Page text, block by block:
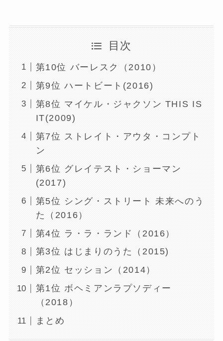
目次
第10位 バーレスク（2010）
第9位 ハートビート(2016)
第8位 マイケル・ジャクソン THIS IS
IT(2009)
第7位 ストレイト・アウタ・コンプト
ン
第6位 グレイテスト・ショーマン
(2017)
第5位 シング・ストリート 未来へのう
た（2016）
第4位 ラ・ラ・ランド（2016）
第3位 はじまりのうた（2015)
第2位 セッション（2014）
第1位 ボヘミアンラプソディー
（2018）
まとめ